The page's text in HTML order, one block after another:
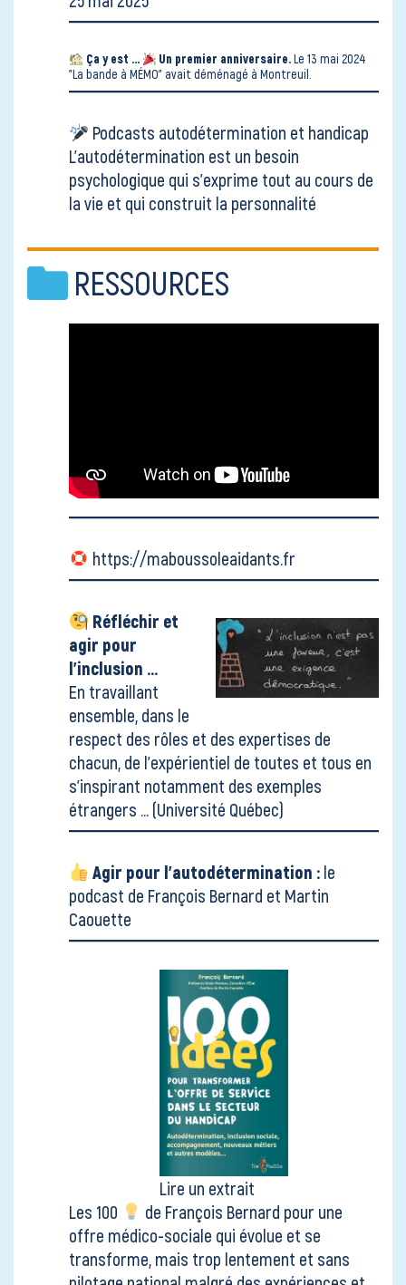
Ça y est ... Un premier anniversaire.Le 13 mai 2024
"La bande à MÉMO" avait déménagé à Montreuil.
Podcasts autodétermination et handicap
L’autodétermination est un besoin
psychologique qui s’exprime tout au cours de
la vie et qui construit la personnalité
RESSOURCES
https://maboussoleaidants.fr
Réfléchir et
agir pour
l'inclusion ...
En travaillant
ensemble, dans le
respect des rôles et des expertises de
chacun, de l'expérientiel de toutes et tous en
s'inspirant notamment des exemples
étrangers ... (Université Québec)
Agir pour l'autodétermination : le
podcast de François Bernard et Martin
Caouette
Lire un extrait
Les 100
de François Bernard pour une
offre médico-sociale qui évolue et se
transforme, mais trop lentement et sans